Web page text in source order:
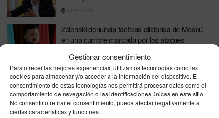
Gestionar consentimiento
Para ofrecer las mejores experiencias, utilizamos tecnologías como las
cookies para almacenar y/o acceder a la información del dispositivo. El
consentimiento de estas tecnologías nos permitirá procesar datos como el
comportamiento de navegación o las identificaciones únicas en este sitio.
No consentir o retirar el consentimiento, puede afectar negativamente a
ciertas características y funciones.
23/02/2026
Zelenski denuncia tácticas dilatorias de Moscú
en una cumbre marcada por los ataques
Zelenski plantea elecciones antes de mayo
como estrategia para presionar a Rusia por un
alto el fuego
12/02/2026